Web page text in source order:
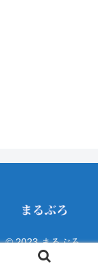
© 2023 まるぶろ.